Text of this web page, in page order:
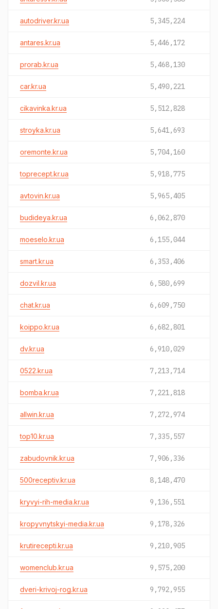
autodriver.kr.ua 5,345,224
antares.kr.ua 5,446,172
prorab.kr.ua 5,468,130
car.kr.ua 5,490,221
cikavinka.kr.ua 5,512,828
stroyka.kr.ua 5,641,693
oremonte.kr.ua 5,704,160
toprecept.kr.ua 5,918,775
avtovin.kr.ua 5,965,405
budideya.kr.ua 6,062,870
moeselo.kr.ua 6,155,044
smart.kr.ua 6,353,406
dozvil.kr.ua 6,580,699
chat.kr.ua 6,609,750
koippo.kr.ua 6,682,801
dv.kr.ua 6,910,029
0522.kr.ua 7,213,714
bomba.kr.ua 7,221,818
allwin.kr.ua 7,272,974
top10.kr.ua 7,335,557
zabudovnik.kr.ua 7,906,336
500receptiv.kr.ua 8,148,470
kryvyi-rih-media.kr.ua 9,136,551
kropyvnytskyi-media.kr.ua 9,178,326
krutirecepti.kr.ua 9,210,905
womenclub.kr.ua 9,575,200
dveri-krivoj-rog.kr.ua 9,792,955